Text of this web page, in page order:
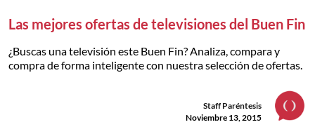
Las mejores ofertas de televisiones del Buen Fin
¿Buscas una televisión este Buen Fin? Analiza, compara y
compra de forma inteligente con nuestra selección de ofertas.
Staff Paréntesis
Noviembre 13, 2015